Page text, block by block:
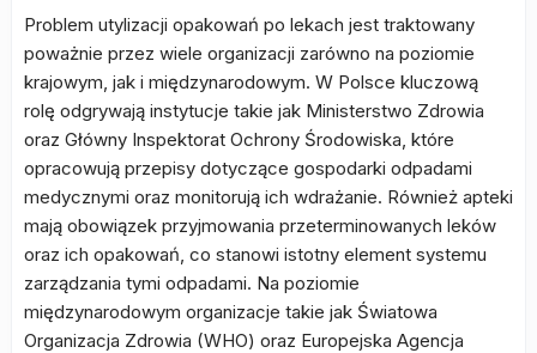
Problem utylizacji opakowań po lekach jest traktowany
poważnie przez wiele organizacji zarówno na poziomie
krajowym, jak i międzynarodowym. W Polsce kluczową
rolę odgrywają instytucje takie jak Ministerstwo Zdrowia
oraz Główny Inspektorat Ochrony Środowiska, które
opracowują przepisy dotyczące gospodarki odpadami
medycznymi oraz monitorują ich wdrażanie. Również apteki
mają obowiązek przyjmowania przeterminowanych leków
oraz ich opakowań, co stanowi istotny element systemu
zarządzania tymi odpadami. Na poziomie
międzynarodowym organizacje takie jak Światowa
Organizacja Zdrowia (WHO) oraz Europejska Agencja